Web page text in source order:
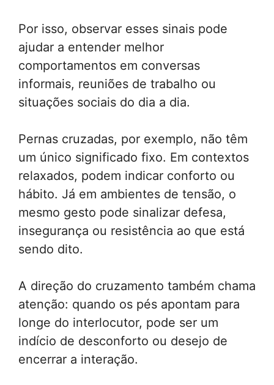
Por isso, observar esses sinais pode
ajudar a entender melhor
comportamentos em conversas
informais, reuniões de trabalho ou
situações sociais do dia a dia.
Pernas cruzadas, por exemplo, não têm
um único significado fixo. Em contextos
relaxados, podem indicar conforto ou
hábito. Já em ambientes de tensão, o
mesmo gesto pode sinalizar defesa,
insegurança ou resistência ao que está
sendo dito.
A direção do cruzamento também chama
atenção: quando os pés apontam para
longe do interlocutor, pode ser um
indício de desconforto ou desejo de
encerrar a interação.